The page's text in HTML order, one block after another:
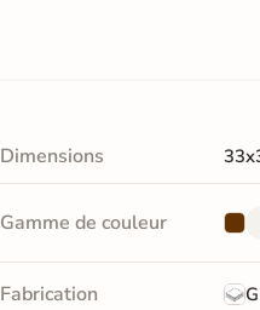
Dimensions
Gamme de couleur
Fabrication